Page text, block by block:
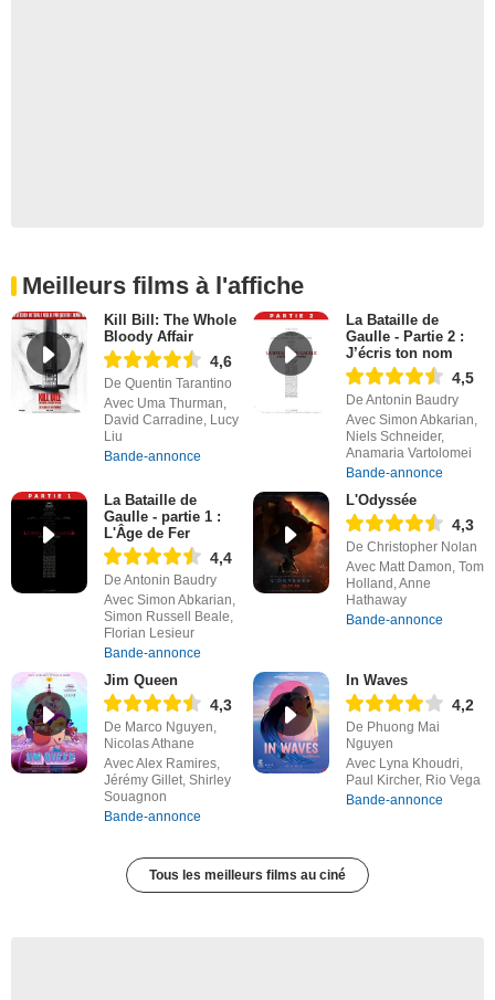
Meilleurs films à l'affiche
Kill Bill: The Whole
Bloody Affair
4,6
De Quentin Tarantino
Avec Uma Thurman,
David Carradine, Lucy
Liu
Bande-annonce
La Bataille de
Gaulle - Partie 2 :
J’écris ton nom
4,5
De Antonin Baudry
Avec Simon Abkarian,
Niels Schneider,
Anamaria Vartolomei
Bande-annonce
La Bataille de
Gaulle - partie 1 :
L'Âge de Fer
4,4
De Antonin Baudry
Avec Simon Abkarian,
Simon Russell Beale,
Florian Lesieur
Bande-annonce
L'Odyssée
4,3
De Christopher Nolan
Avec Matt Damon, Tom
Holland, Anne
Hathaway
Bande-annonce
Jim Queen
4,3
De Marco Nguyen,
Nicolas Athane
Avec Alex Ramires,
Jérémy Gillet, Shirley
Souagnon
Bande-annonce
In Waves
4,2
De Phuong Mai
Nguyen
Avec Lyna Khoudri,
Paul Kircher, Rio Vega
Bande-annonce
Tous les meilleurs films au ciné